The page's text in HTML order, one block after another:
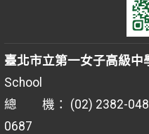
臺北市立第一女子高級中
School
總 機： (02) 2382-
0687